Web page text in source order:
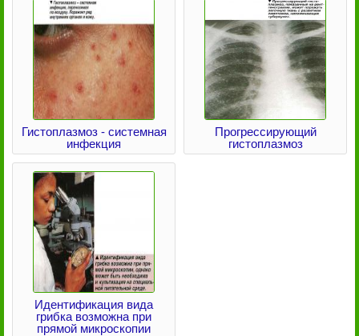
Гистоплазмоз - системная
инфекция
Прогрессирующий
гистоплазмоз
Идентификация вида
грибка возможна при
прямой микроскопии